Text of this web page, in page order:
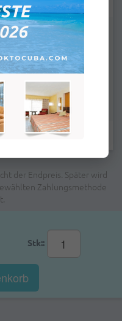
werden.
der Endpreis. Später wird
Zahlungsmethode
Stk::